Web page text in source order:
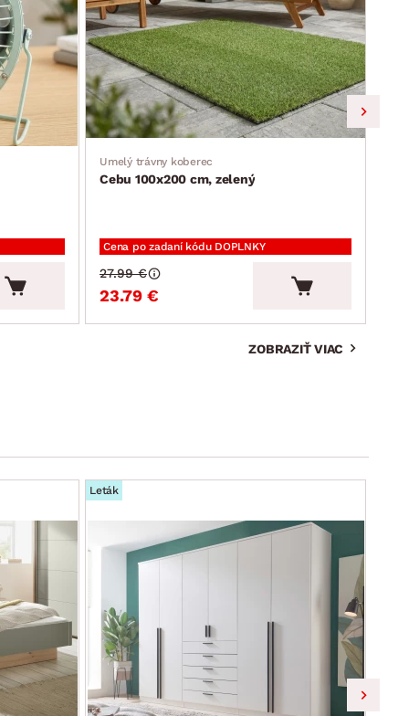
Umelý trávny koberec
Cebu 100x200 cm, zelený
Cena po zadaní kódu DOPLNKY
23.79 €
27.99 €
ZOBRAZIŤ VIAC
Leták